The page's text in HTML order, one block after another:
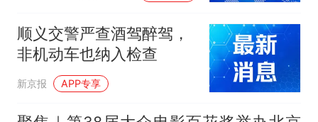
顺义交警严查酒驾醉驾，
非机动车也纳入检查
新京报 APP专享